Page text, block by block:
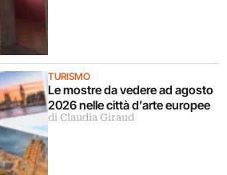
TURISMO
Le mostre da vedere ad agosto
2026 nelle città d’arte europee
di Claudia Giraud